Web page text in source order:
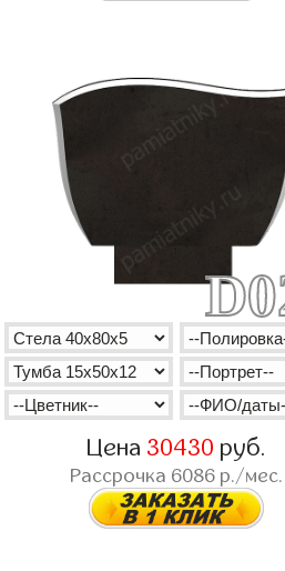
Цена 30430 руб.
Рассрочка 6086 р./мес.